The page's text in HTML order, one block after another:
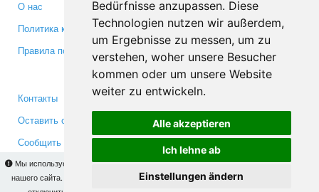
Bedürfnisse anzupassen. Diese
Technologien nutzen wir außerdem,
um Ergebnisse zu messen, um zu
verstehen, woher unsere Besucher
kommen oder um unsere Website
weiter zu entwickeln.
Alle akzeptieren
Ich lehne ab
Einstellungen ändern
Мы используем cookies для того, чтобы Вы могли использовать весь функционал
нашего сайта. На
Вы сможете узнать подробности и, при желании,
О нас
Политика конфиденциальности
Правила пользования
Партнерам
Инвесторам
Медиа
Контакты
Оставить отзыв
Сообщить об ошибке
Facebook
Twitter
YouTube
Google+